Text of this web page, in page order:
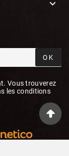

OK
Vous trouverez
les conditions